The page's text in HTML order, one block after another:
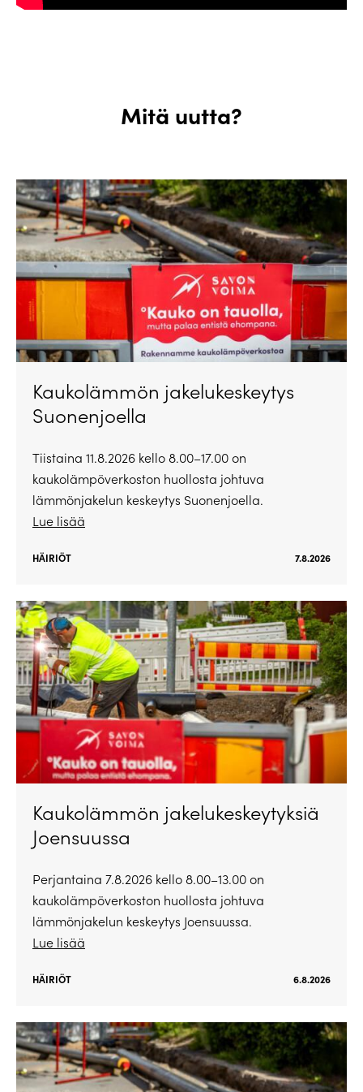
Mitä uutta?
Kaukolämmön jakelukeskeytys
Suonenjoella
Tiistaina 11.8.2026 kello 8.00–17.00 on
kaukolämpöverkoston huollosta johtuva
lämmönjakelun keskeytys Suonenjoella.
Lue lisää
HÄIRIÖT 7.8.2026
Kaukolämmön jakelukeskeytyksiä
Joensuussa
Perjantaina 7.8.2026 kello 8.00–13.00 on
kaukolämpöverkoston huollosta johtuva
lämmönjakelun keskeytys Joensuussa.
Lue lisää
HÄIRIÖT 6.8.2026